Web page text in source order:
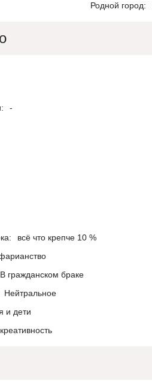
Родной город:
-
всё что крепче 10 %
В гражданском браке
Нейтральное
и дети